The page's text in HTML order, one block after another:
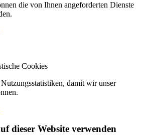
die von Ihnen angeforderten Dienste
Cookies
damit wir unser
dieser Website verwenden